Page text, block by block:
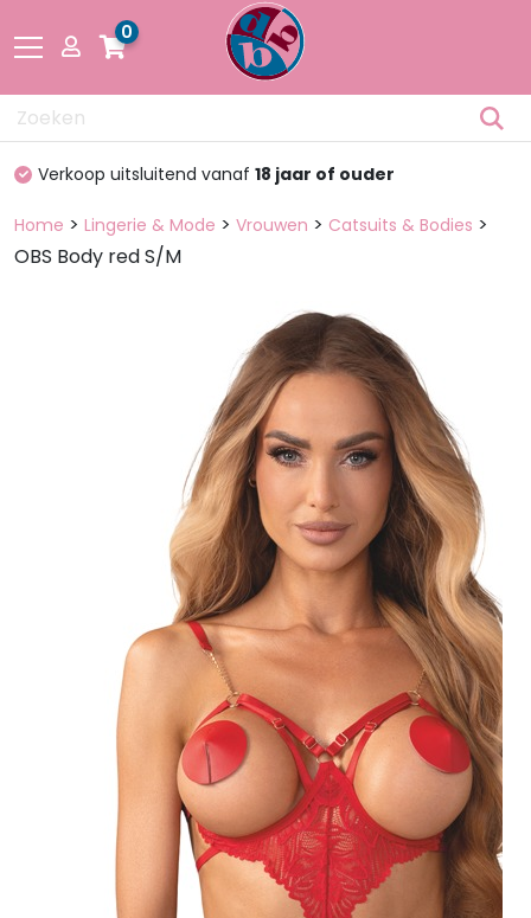
Drogisterij
0
Verkoop uitsluitend vanaf18 jaar of ouder
Home > Lingerie & Mode > Vrouwen > Catsuits & Bodies >
OBS Body red S/M